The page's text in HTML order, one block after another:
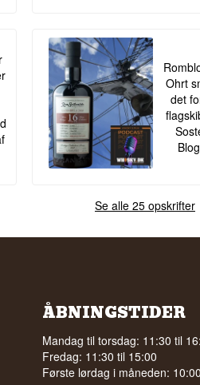
Ohrt
det
Se alle 25 opskrifter
ÅBNINGSTIDER
Mandag til torsdag: 11:30 til
Fredag: 11:30 til 15:00
Første lørdag i måneden: